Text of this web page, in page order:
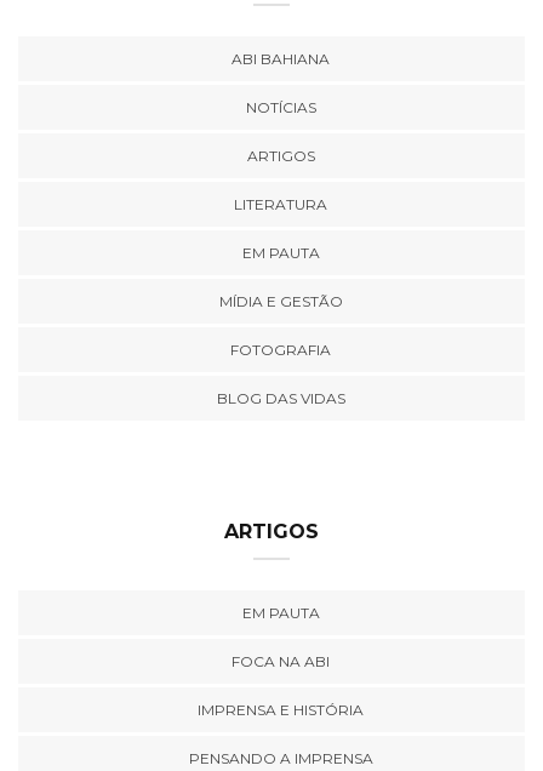
ABI BAHIANA
NOTÍCIAS
ARTIGOS
LITERATURA
EM PAUTA
MÍDIA E GESTÃO
FOTOGRAFIA
BLOG DAS VIDAS
ARTIGOS
EM PAUTA
FOCA NA ABI
IMPRENSA E HISTÓRIA
PENSANDO A IMPRENSA